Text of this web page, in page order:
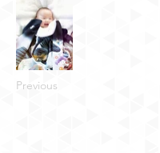
Previous